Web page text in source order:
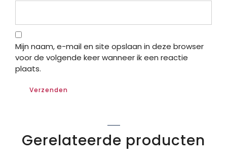
Mijn naam, e-mail en site opslaan in deze browser
voor de volgende keer wanneer ik een reactie
plaats.
Gerelateerde producten